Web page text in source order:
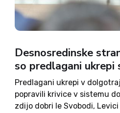
Desnosredinske
so predlagani ukrepi
Predlagani ukrepi v
popravili krivice v sistemu
zdijo dobri le Svobodi,